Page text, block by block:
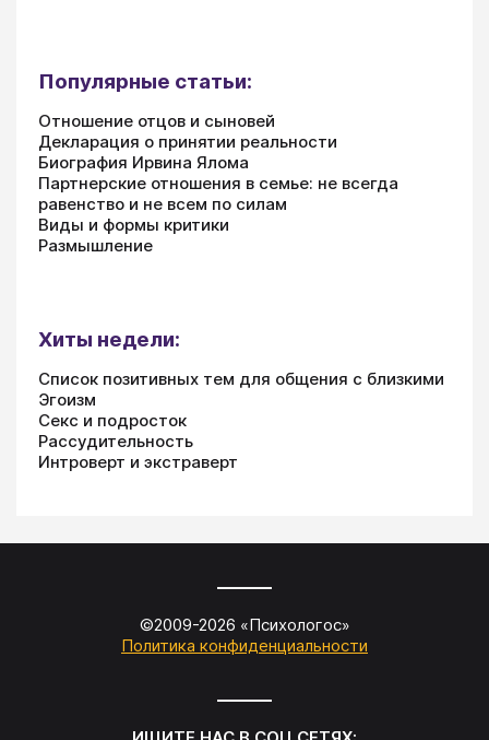
Популярные статьи:
Отношение отцов и сыновей
Декларация о принятии реальности
Биография Ирвина Ялома
Партнерские отношения в семье: не всегда
равенство и не всем по силам
Виды и формы критики
Размышление
Хиты недели:
Список позитивных тем для общения с близкими
Эгоизм
Секс и подросток
Рассудительность
Интроверт и экстраверт
©2009-2026 «Психологос»
Политика конфиденциальности